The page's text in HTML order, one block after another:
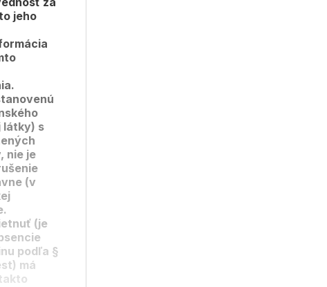
jeho
látky) s
nie je
(v
(je
podľa §
má